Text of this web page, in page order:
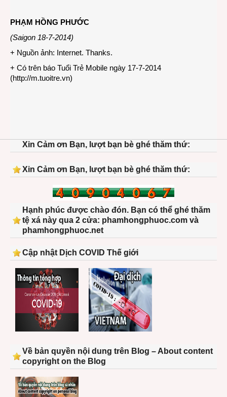
PHẠM HỒNG PHƯỚC
(Saigon 18-7-2014)
+ Nguồn ảnh: Internet. Thanks.
+ Có trên báo Tuổi Trẻ Mobile ngày 17-7-2014
(http://m.tuoitre.vn)
Xin Cảm ơn Bạn, lượt bạn bè ghé thăm thứ:
Xin Cảm ơn Bạn, lượt bạn bè ghé thăm thứ:
Hạnh phúc được chào đón. Bạn có thể ghé thăm
tệ xá này qua 2 cửa: phamhongphuoc.com và
phamhongphuoc.net
Cập nhật Dịch COVID Thế giới
Về bản quyền nội dung trên Blog – About content
copyright on the Blog